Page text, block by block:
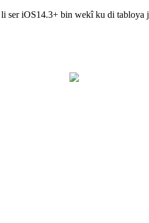
li ser iOS14.3+ bin wekî ku di tabloya